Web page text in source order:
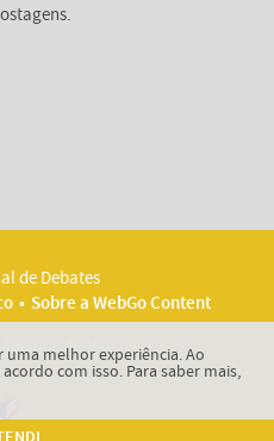
de Debates
Sobre a WebGo Content
Termos de Uso
uma melhor experiência. Ao
com isso. Para saber mais,